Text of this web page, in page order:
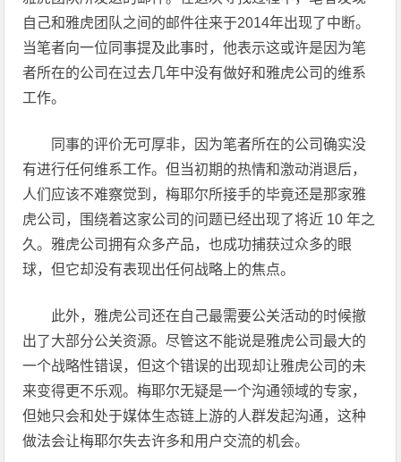
自己和雅虎团队之间的邮件往来于2014年出现了中断。
当笔者向一位同事提及此事时，他表示这或许是因为笔
者所在的公司在过去几年中没有做好和雅虎公司的维系
工作。
同事的评价无可厚非，因为笔者所在的公司确实没
有进行任何维系工作。但当初期的热情和激动消退后，
人们应该不难察觉到，梅耶尔所接手的毕竟还是那家雅
虎公司，围绕着这家公司的问题已经出现了将近 10 年之
久。雅虎公司拥有众多产品，也成功捕获过众多的眼
球，但它却没有表现出任何战略上的焦点。
此外，雅虎公司还在自己最需要公关活动的时候撤
出了大部分公关资源。尽管这不能说是雅虎公司最大的
一个战略性错误，但这个错误的出现却让雅虎公司的未
来变得更不乐观。梅耶尔无疑是一个沟通领域的专家，
但她只会和处于媒体生态链上游的人群发起沟通，这种
做法会让梅耶尔失去许多和用户交流的机会。